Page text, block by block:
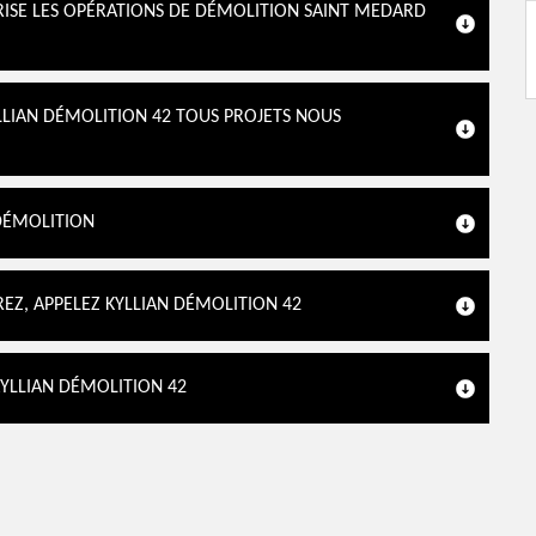
LES OPÉRATIONS DE DÉMOLITION SAINT MEDARD
DÉMOLITION 42 TOUS PROJETS NOUS
APPELEZ KYLLIAN DÉMOLITION 42
DÉMOLITION 42